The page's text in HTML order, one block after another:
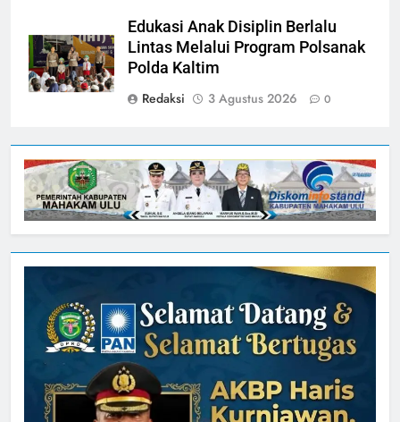
Edukasi Anak Disiplin Berlalu
Lintas Melalui Program Polsanak
Polda Kaltim
Redaksi
3 Agustus 2026 0